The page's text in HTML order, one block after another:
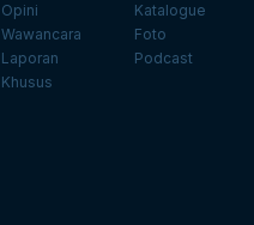
Opini
Wawancara
Laporan
Khusus
Katalogue
Foto
Podcast